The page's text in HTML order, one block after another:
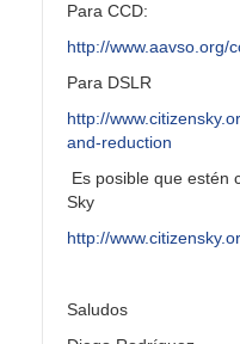
Para CCD:
http://www.aavso.org/
Para DSLR
http://
and-reduction
Es posible que estén
Sky
http://
Saludos